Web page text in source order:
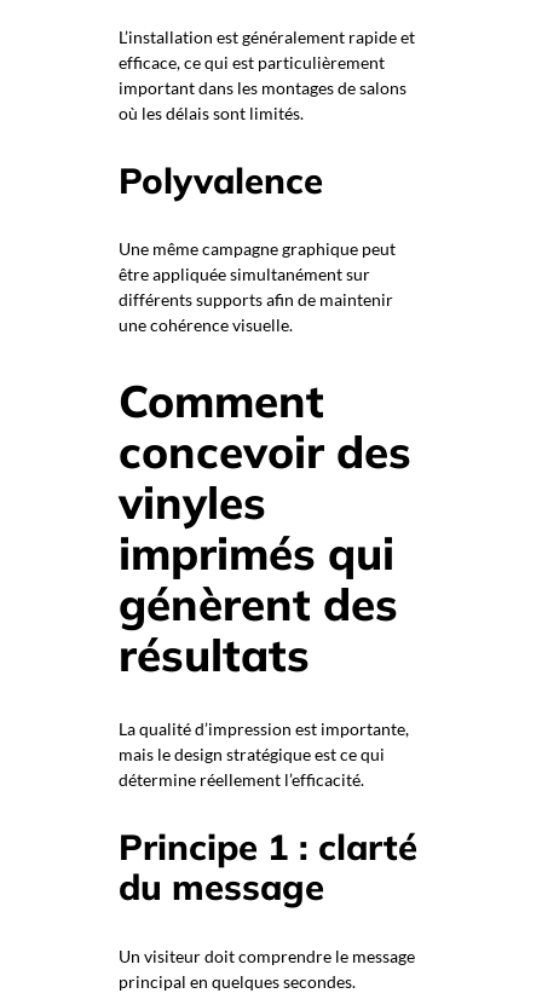
L’installation est généralement rapide et
efficace, ce qui est particulièrement
important dans les montages de salons
où les délais sont limités.
Polyvalence
Une même campagne graphique peut
être appliquée simultanément sur
différents supports afin de maintenir
une cohérence visuelle.
Comment
concevoir des
vinyles
imprimés qui
génèrent des
résultats
La qualité d’impression est importante,
mais le design stratégique est ce qui
détermine réellement l’efficacité.
Principe 1 : clarté
du message
Un visiteur doit comprendre le message
principal en quelques secondes.